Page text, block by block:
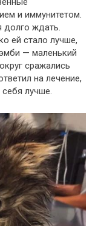
и иммунитетом.
долго ждать.
ей стало лучше,
— маленький
сражались
на лечение,
лучше.